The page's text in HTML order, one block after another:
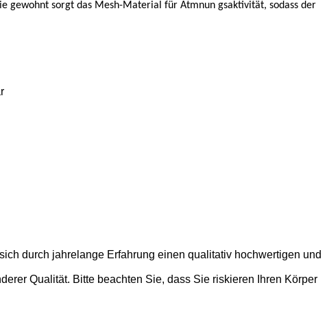
gewohnt sorgt das Mesh-Material für Atmnun gsaktivität, sodass der
durch jahrelange Erfahrung einen qualitativ hochwertigen und
Qualität. Bitte beachten Sie, dass Sie riskieren Ihren Körper